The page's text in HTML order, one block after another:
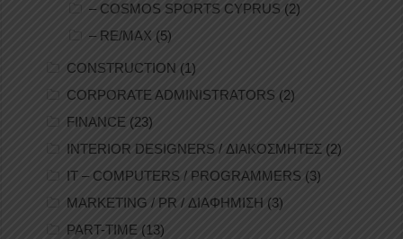
– COSMOS SPORTS CYPRUS (2)
– RE/MAX (5)
CONSTRUCTION (1)
CORPORATE ADMINISTRATORS (2)
FINANCE (23)
INTERIOR DESIGNERS / ΔΙΑΚΟΣΜΗΤΕΣ (2)
IT – COMPUTERS / PROGRAMMERS (3)
MARKETING / PR / ΔΙΑΦΗΜΙΣΗ (3)
PART-TIME (13)